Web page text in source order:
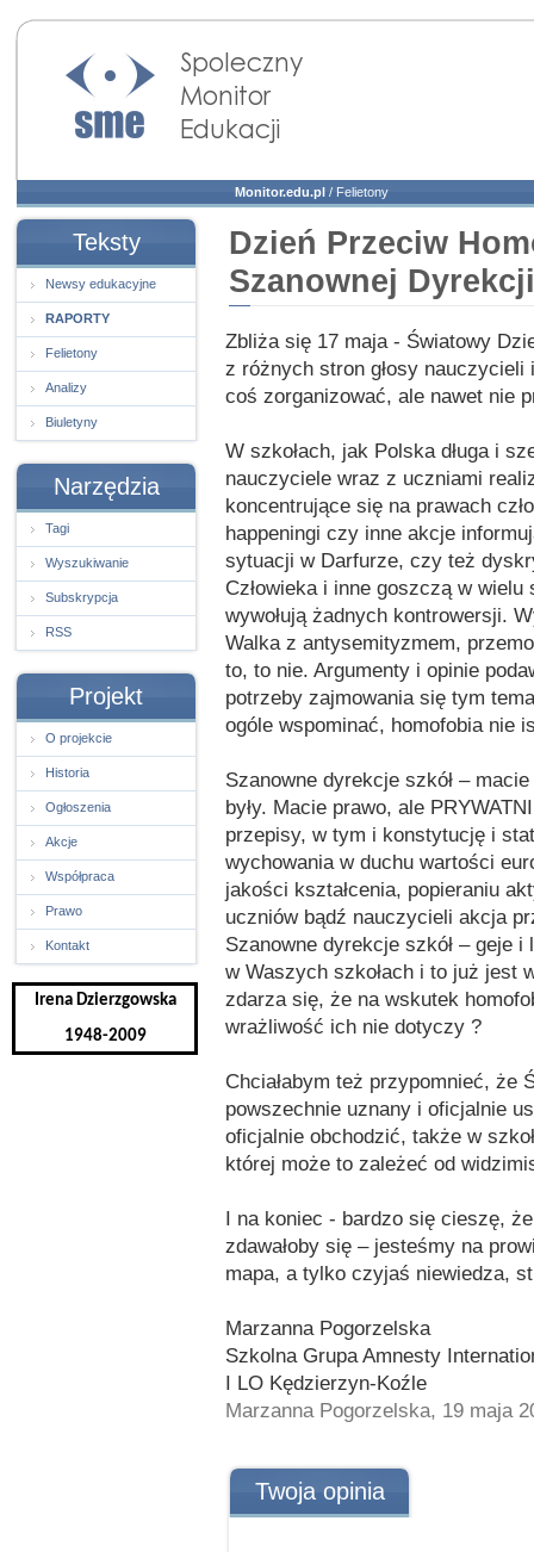
Społeczny Monitor
Edukacji
Monitor.edu.pl / Felietony
Teksty
Newsy edukacyjne
RAPORTY
Felietony
Analizy
Biuletyny
Narzędzia
Tagi
Wyszukiwanie
Subskrypcja
RSS
Projekt
O projekcie
Historia
Ogłoszenia
Akcje
Współpraca
Prawo
Kontakt
Irena Dzierzgowska
1948-2009
Dzień Przeciw
Szanownej Dyrekcji
Zbliża się 17 maja - Światowy
z różnych stron głosy
coś zorganizować, ale nawet nie
W szkołach, jak Polska długa i
nauczyciele wraz z uczniami
koncentrujące się na prawach
happeningi czy inne akcje
sytuacji w Darfurze, czy też
Człowieka i inne goszczą w
wywołują żadnych kontrowersji.
Walka z antysemityzmem,
to, to nie. Argumenty i opinie
potrzeby zajmowania się tym
ogóle wspominać, homofobia nie
Szanowne dyrekcje szkół –
były. Macie prawo, ale
przepisy, w tym i konstytucję i
wychowania w duchu wartości
jakości kształcenia, popieraniu
uczniów bądź nauczycieli akcja
Szanowne dyrekcje szkół – geje i
w Waszych szkołach i to już jest
zdarza się, że na wskutek
wrażliwość ich nie dotyczy ?
Chciałabym też przypomnieć, że
powszechnie uznany i oficjalnie
oficjalnie obchodzić, także w
której może to zależeć od
I na koniec - bardzo się cieszę,
zdawałoby się – jesteśmy na
mapa, a tylko czyjaś niewiedza,
Marzanna Pogorzelska
Szkolna Grupa Amnesty
I LO Kędzierzyn-Koźle
Marzanna Pogorzelska, 19 maja
Twoja opinia